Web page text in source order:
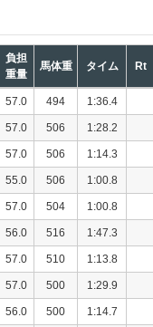
負担
重量
馬体重 タイム Rt
57.0 494 1:36.4
57.0 506 1:28.2
57.0 506 1:14.3
55.0 506 1:00.8
57.0 504 1:00.8
56.0 516 1:47.3
57.0 510 1:13.8
57.0 500 1:29.9
56.0 500 1:14.7